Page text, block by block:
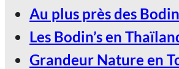
Jan
LE SCARABÉE /
Au plus près des
Les Bodin’s en
Grandeur Nature en